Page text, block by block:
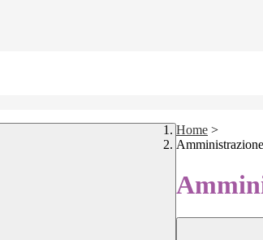
Home >